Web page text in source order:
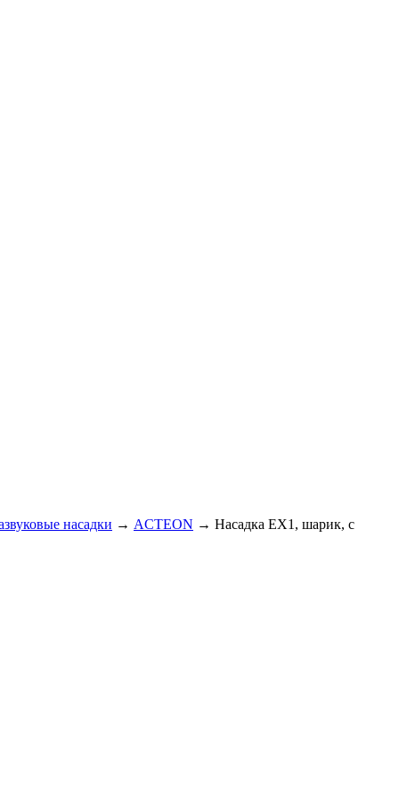
насадки → ACTEON → Насадка EX1, шарик, с